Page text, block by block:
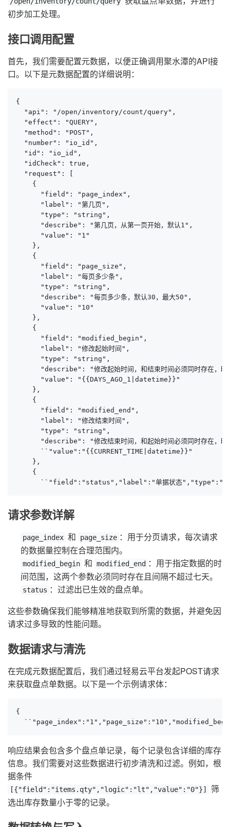
初步加工处理。
接口调用配置
首先，我们需要配置元数据，以便正确调用聚水潭的API接
口。以下是元数据配置的详细说明：
{
  "api": "/open/inventory/count/query",
  "effect": "QUERY",
  "method": "POST",
  "number": "io_id",
  "id": "io_id",
  "idCheck": true,
  "request": [
    {
      "field": "page_index",
      "label": "第几页",
      "type": "string",
      "describe": "第几页，从第一页开始，默认1",
      "value": "1"
    },
    {
      "field": "page_size",
      "label": "每页多少条",
      "type": "string",
      "describe": "每页多少条，默认30，最大50",
      "value": "10"
    },
    {
      "field": "modified_begin",
      "label": "修改起始时间",
      "type": "string",
"describe": "修改起始时间，和结束时间必须同时存在，时
      "value": "{{DAYS_AGO_1|datetime}}"
    },
    {
      "field": "modified_end",
      "label": "修改结束时间",
      "type": "string",
"describe": "修改结束时间，和起始时间必须同时存在，时
      ``"value":"{{CURRENT_TIME|datetime}}"
    },
    {
``"field":"status","label":"单据状态
请求参数详解
page_index 和 page_size ：用于分页请求，每次请求
的数据量控制在合理范围内。
modified_begin 和 modified_end ：用于指定数据的时
间范围，这两个参数必须同时存在且间隔不超过七天。
status ：过滤出已生效的盘点单。
这些参数确保我们能够精准地获取到所需的数据，并避免因
请求过多导致的性能问题。
数据请求与清洗
在完成元数据配置后，我们通过轻易云平台发起POST请求
来获取盘点单数据。以下是一个示例请求体：
{
响应结果会包含多个盘点单记录，每个记录包含详细的库存
信息。我们需要对这些数据进行初步清洗和过滤。例如，根
据条件
[{"field":"items.qty","logic":"lt","value":"0"}]
筛
选出库存数量小于零的记录。